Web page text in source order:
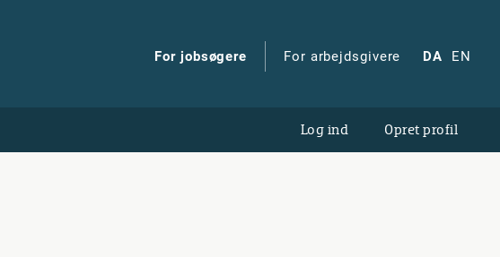
For jobsøgere For arbejdsgivere DA EN
Log ind Opret profil